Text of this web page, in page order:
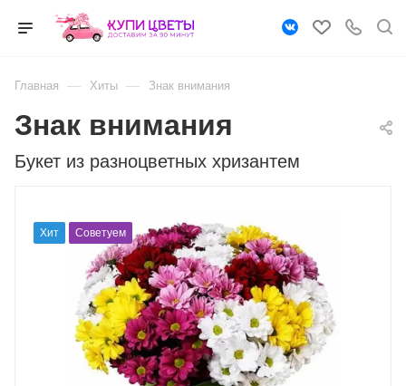
Главная — Хиты — Знак внимания
Букет из разноцветных хризантем
Знак внимания
Хит Советуем